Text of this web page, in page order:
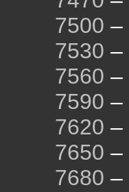
7500 –
7530 –
7560 –
7590 –
7620 –
7650 –
7680 –